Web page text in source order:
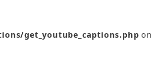
get_youtube_captions.php on